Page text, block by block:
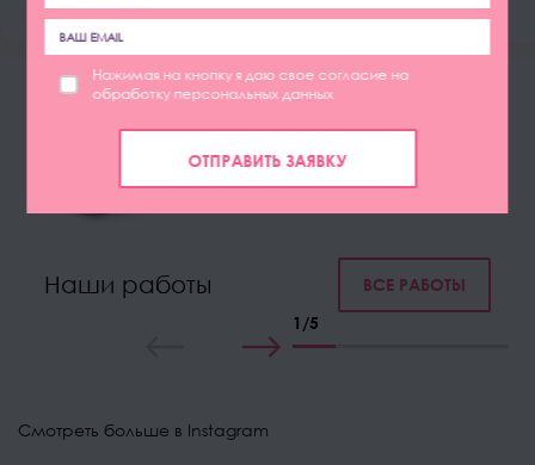
Наши работы
ВСЕ РАБОТЫ
1 /5
Смотреть больше в Instagram
Нажимая на кнопку я даю свое согласие на
обработку персональных данных
ОТПРАВИТЬ ЗАЯВКУ